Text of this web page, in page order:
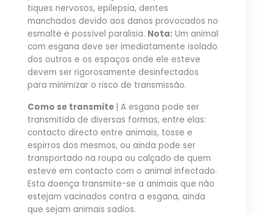
tiques nervosos, epilepsia, dentes
manchados devido aos danos provocados no
esmalte e possível paralisia. Nota: Um animal
com esgana deve ser imediatamente isolado
dos outros e os espaços onde ele esteve
devem ser rigorosamente desinfectados
para minimizar o risco de transmissão.
Como se transmite | A esgana pode ser
transmitida de diversas formas, entre elas:
contacto directo entre animais, tosse e
espirros dos mesmos, ou ainda pode ser
transportado na roupa ou calçado de quem
esteve em contacto com o animal infectado.
Esta doença transmite-se a animais que não
estejam vacinados contra a esgana, ainda
que sejam animais sadios.